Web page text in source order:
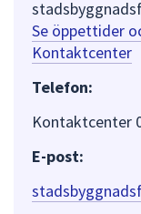
Se öppettider
Kontaktcenter
Telefon:
Kontaktcenter
E-post: